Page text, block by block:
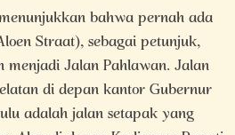
bahwa pernah ada
Straat), sebagai petunjuk,
Jalan Pahlawan. Jalan
di depan kantor Gubernur
adalah jalan setapak yang